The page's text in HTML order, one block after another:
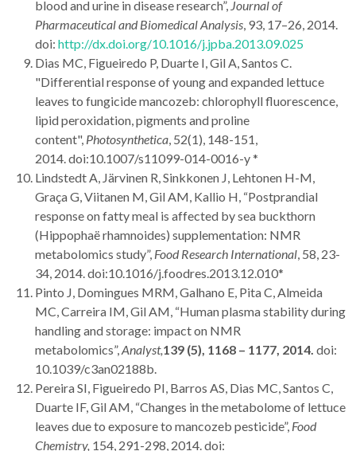
blood and urine in disease research”, Journal of
Pharmaceutical and Biomedical Analysis, 93, 17–26, 2014.
doi: http://dx.doi.org/10.1016/j.jpba.2013.09.025
Dias MC, Figueiredo P, Duarte I, Gil A, Santos C.
"Differential response of young and expanded lettuce
leaves to fungicide mancozeb: chlorophyll fluorescence,
lipid peroxidation, pigments and proline
content", Photosynthetica, 52(1), 148-151,
2014. doi:10.1007/s11099-014-0016-y *
Lindstedt A, Järvinen R, Sinkkonen J, Lehtonen H-M,
Graça G, Viitanen M, Gil AM, Kallio H, “Postprandial
response on fatty meal is affected by sea buckthorn
(Hippophaë rhamnoides) supplementation: NMR
metabolomics study”, Food Research International, 58, 23-
34, 2014. doi:10.1016/j.foodres.2013.12.010*
Pinto J, Domingues MRM, Galhano E, Pita C, Almeida
MC, Carreira IM, Gil AM, “Human plasma stability during
handling and storage: impact on NMR
metabolomics”,Analyst,139 (5), 1168 – 1177, 2014. doi:
10.1039/c3an02188b.
Pereira SI, Figueiredo PI, Barros AS, Dias MC, Santos C,
Duarte IF, Gil AM, “Changes in the metabolome of lettuce
leaves due to exposure to mancozeb pesticide”, Food
Chemistry, 154, 291-298, 2014. doi: